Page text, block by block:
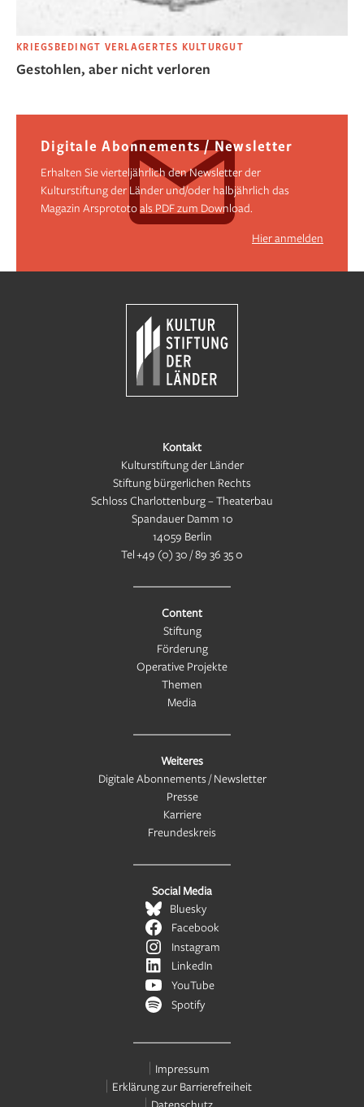
KRIEGSBEDINGT VERLAGERTES KULTURGUT
Gestohlen, aber nicht verloren
Digitale Abonnements / Newsletter
Erhalten Sie vierteljährlich den Newsletter der
Kulturstiftung der Länder und/oder halbjährlich das
Magazin Arsprototo als PDF zum Download.
Hier anmelden
Kontakt
Kulturstiftung der Länder
Stiftung bürgerlichen Rechts
Schloss Charlottenburg – Theaterbau
Spandauer Damm 10
14059 Berlin
Tel+49 (0) 30 / 89 36 35 0
Content
Stiftung
Förderung
Operative Projekte
Themen
Media
Weiteres
Digitale Abonnements / Newsletter
Presse
Karriere
Freundeskreis
Social Media
Bluesky
Facebook
Instagram
LinkedIn
YouTube
Spotify
Impressum
Erklärung zur Barrierefreiheit